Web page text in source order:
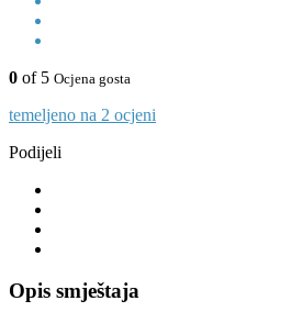
0 of 5 Ocjena gosta
temeljeno na 2 ocjeni
Podijeli
Opis smještaja